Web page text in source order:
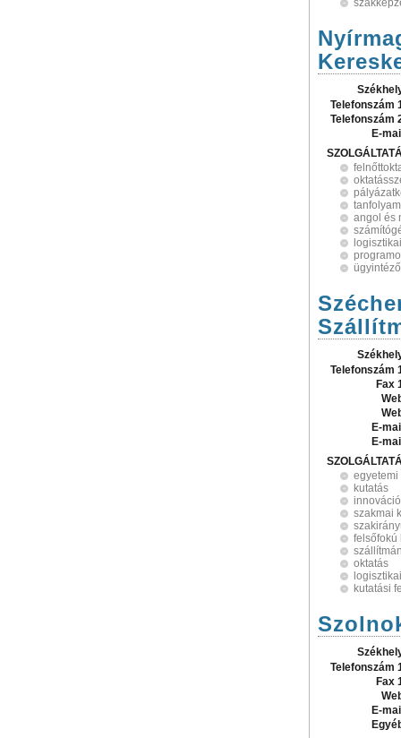
Telefonszám
Telefonszám
E-
angol és
Telefonszám
Fax
E-
E-
egyetemi
kutatás
innováció
szakmai
felsőfokú
oktatás
kutatási
Telefonszám
Fax
E-